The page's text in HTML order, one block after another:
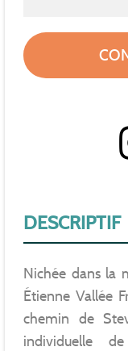
DESCRIPTIF
Nichée dans la
Étienne Vallée
chemin de
individuelle